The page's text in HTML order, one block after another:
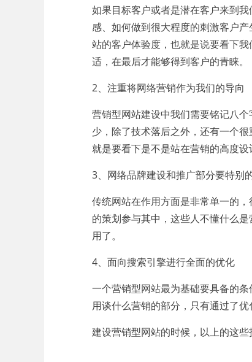
如果目标客户或者是潜在客户来到
感、如何做到很大程度的刺激客户
站的客户体验度，也就是说要看下
适，在最后才能够得到客户的青睐。
2、注重将网络营销作为我们的导向
营销型网站建设中我们需要铭记八
少，除了技术落后之外，还有一个
就是要看下是不是站在营销的高度
3、网络品牌建设和推广部分要特别
传统网站在作用方面是非常单一的
的策划参与其中，这些人不懂什么
用了。
4、面向搜索引擎进行全面的优化
一个营销型网站最为基础要具备的
用谈什么营销的部分，只有通过了优
建设营销型网站的时候，以上的这